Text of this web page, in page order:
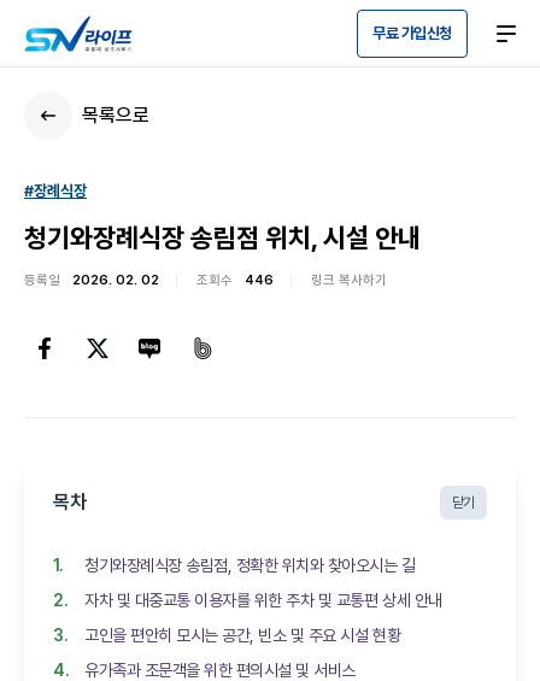
무료 가입신청
목록으로
#장례식장
청기와장례식장 송림점 위치, 시설 안내
등록일 2026. 02. 02 조회수 446 링크 복사하기
목차 닫기
청기와장례식장 송림점, 정확한 위치와 찾아오시는 길
자차 및 대중교통 이용자를 위한 주차 및 교통편 상세 안내
고인을 편안히 모시는 공간, 빈소 및 주요 시설 현황
유가족과 조문객을 위한 편의시설 및 서비스